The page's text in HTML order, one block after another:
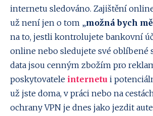
internetu sledováno. Zajištění
už není jen o tom „možná bych
na to, jestli kontrolujete bankovní
online nebo sledujete své oblíbené
data jsou cenným zbožím pro
poskytovatele internetu i
už jste doma, v práci nebo na
ochrany VPN je dnes jako jezdit